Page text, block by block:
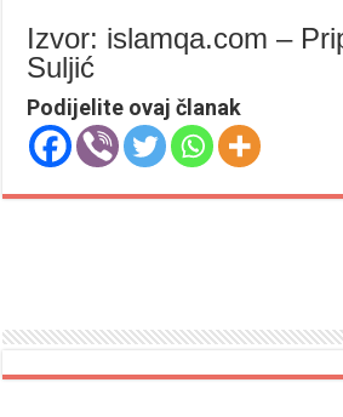
Izvor: islamqa.com –
Suljić
Podijelite ovaj članak